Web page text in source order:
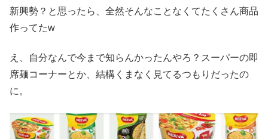
新興勢？と思ったら、全然そんなことなくてたくさん商品
作ってたw
え、自分なんで今まで知らんかったんやろ？スーパーの即
席麺コーナーとか、結構くまなく見てるつもりだったの
に。